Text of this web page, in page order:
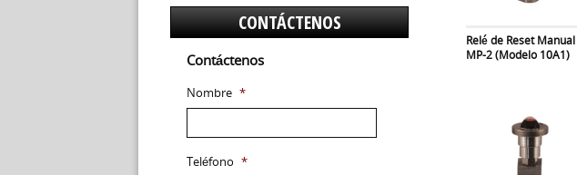
Relé de Reset Manual
MP-2 (Modelo 10A1)
CONTÁCTENOS
Contáctenos
Nombre *
Teléfono *